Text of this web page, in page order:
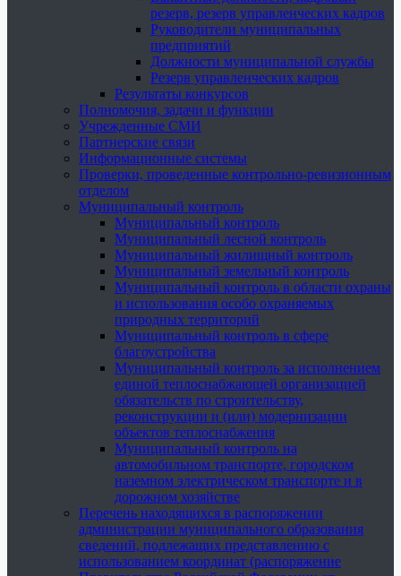
резерв, резерв управленческих кадров
Руководители муниципальных
предприятий
Должности муниципальной службы
Резерв управленческих кадров
Результаты конкурсов
Полномочия, задачи и функции
Учрежденные СМИ
Партнерские связи
Информационные системы
Проверки, проведенные контрольно-ревизионным
отделом
Муниципальный контроль
Муниципальный контроль
Муниципальный лесной контроль
Муниципальный жилищный контроль
Муниципальный земельный контроль
Муниципальный контроль в области охраны
и использования особо охраняемых
природных территорий
Муниципальный контроль в сфере
благоустройства
Муниципальный контроль за исполнением
единой теплоснабжающей организацией
обязательств по строительству,
реконструкции и (или) модернизации
объектов теплоснабжения
Муниципальный контроль на
автомобильном транспорте, городском
наземном электрическом транспорте и в
дорожном хозяйстве
Перечень находящихся в распоряжении
администрации муниципального образования
сведений, подлежащих представлению с
использованием координат (распоряжение